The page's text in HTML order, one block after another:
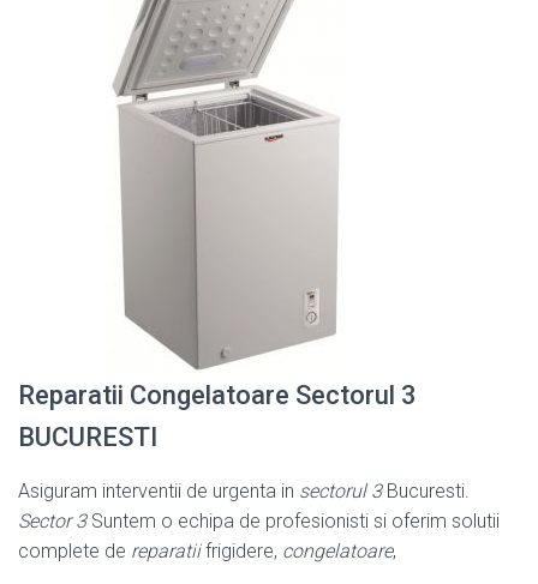
Reparatii Congelatoare Sectorul 3
BUCURESTI
Asiguram interventii de urgenta in sectorul 3Bucuresti.
Sector 3Suntem o echipa de profesionisti si oferim solutii
complete de reparatiifrigidere, congelatoare,